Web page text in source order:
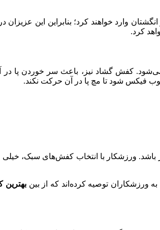
وارد خواهند کرد؛ بنابراین این
کرد.
کفش گشاد نیز، باعث سر خوردن پا در
خوب فیکس شود تا مچ پا در آن حرکت نکند.
باشد. ورزشکار با انتخاب کفش‌های سبک،
ورزشکاران توصیه کرده‌اند که از بین